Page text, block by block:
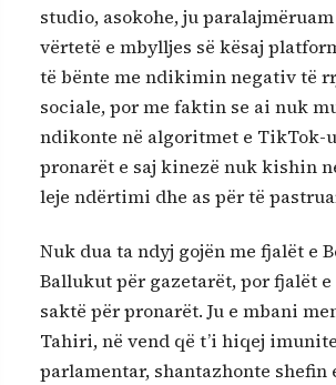
studio, asokohe, ju paralajmëruam
vërtetë e mbylljes së kësaj
të bënte me ndikimin negativ të
sociale, por me faktin se ai nuk
ndikonte në algoritmet e TikTok-
pronarët e saj kinezë nuk kishin
leje ndërtimi dhe as për të
Nuk dua ta ndyj gojën me fjalët e
Ballukut për gazetarët, por fjalët
saktë për pronarët. Ju e mbani
Tahiri, në vend që t’i hiqej
parlamentar, shantazhonte shefin